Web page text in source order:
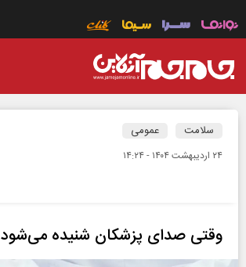
سلامت عمومی
۲۴ ارديبهشت ۱۴۰۴ - ۱۴:۲۴
وقتی صدای پزشکان شنیده می‌شود